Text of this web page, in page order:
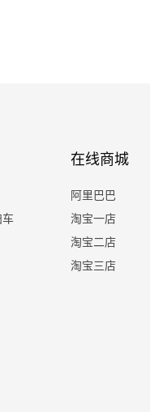
车
在线商城
阿里巴巴
淘宝一店
淘宝二店
淘宝三店